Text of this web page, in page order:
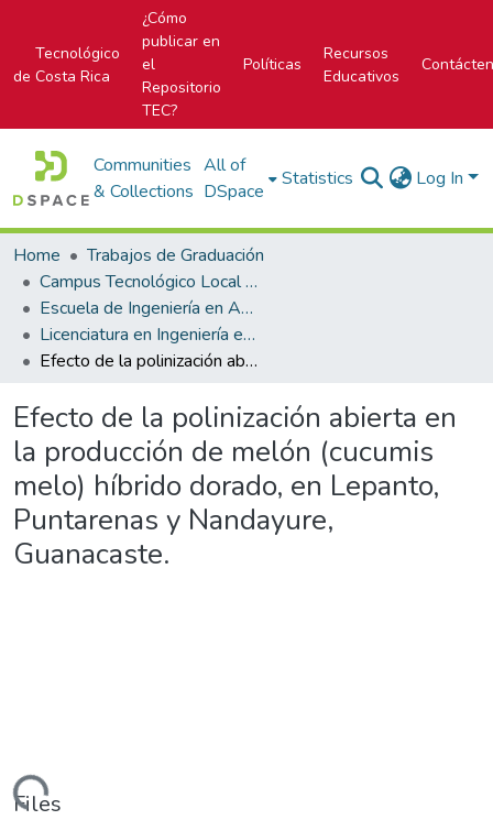
Tecnológico
de Costa Rica
¿Cómo
publicar en
el
Repositorio
TEC?
Políticas
Recursos
Educativos
Communities
& Collections
All of
DSpace
Statistics Log In
Home
Trabajos de Graduación
Campus Tecnológico Local San Carlos
Escuela de Ingeniería en Agronomía
Licenciatura en Ingeniería en Agronomía
Efecto de la polinización abierta en la producción de melón (cucumis melo) híbrido dorado, en Lepanto, Puntarenas y Nandayure, Guanacaste.
Efecto de la polinización abierta en
la producción de melón (cucumis
melo) híbrido dorado, en Lepanto,
Puntarenas y Nandayure,
Guanacaste.
Files